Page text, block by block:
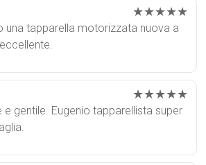
★★★★★
una tapparella motorizzata nuova a
★★★★★
gentile. Eugenio tapparellista super